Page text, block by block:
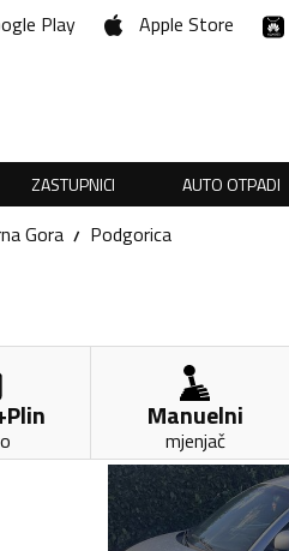
Play Apple Store
ZASTUPNICI AUTO OTPADI
Gora Podgorica
Manuelni
mjenjač